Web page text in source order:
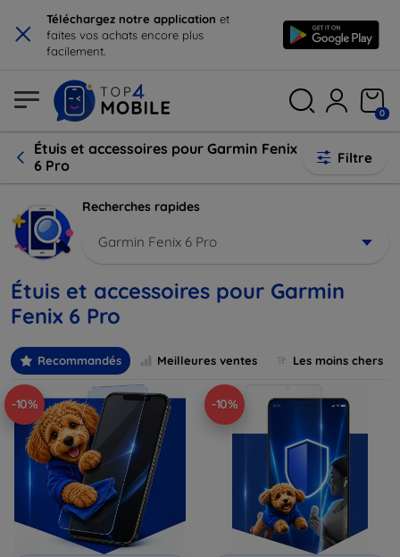
× Téléchargez notre application et
faites vos achats encore plus
facilement.
0
Étuis et accessoires pour Garmin Fenix
6 Pro
Filtre
Recherches rapides
Garmin Fenix 6 Pro
Étuis et accessoires pour Garmin
Fenix 6 Pro
Recommandés Meilleures ventes Les moins chers
-10% -10%